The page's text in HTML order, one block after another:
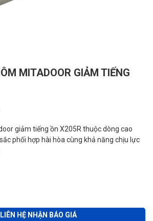
MITADOOR GIẢM TIẾNG
giảm tiếng ồn X205R thuộc dòng cao
phối hợp hài hòa cùng khả năng chịu lực
LIÊN HỆ NHẬN BÁO GIÁ